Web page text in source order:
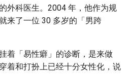
外科医生。2004 年，他作为规
来了一位 30 多岁的「男跨
着「易性癖」的诊断，是来做
着和打扮上已经十分女性化，说